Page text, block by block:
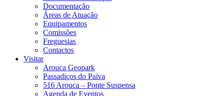
Documentação
Áreas de Atuação
Equipamentos
Comissões
Freguesias
Contactos
Visitar
Arouca Geopark
Passadiços do Paiva
516 Arouca – Ponte Suspensa
Agenda de Eventos